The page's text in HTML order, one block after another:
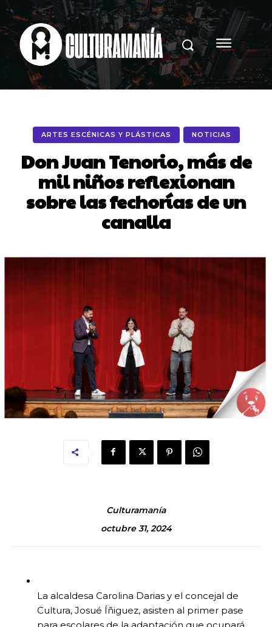
ARTES ESCÉNICAS Y PLÁSTICAS NOTICIAS
Don Juan Tenorio, más de
mil niños reflexionan
sobre las fechorías de un
canalla
Culturamanía
octubre 31, 2024
La alcaldesa Carolina Darias y el concejal de
Cultura, Josué Íñiguez, asisten al primer pase
para escolares de la adaptación que ocupará